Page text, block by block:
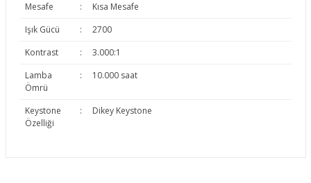
Mesafe
:
Kısa Mesafe
Işık Gücü
:
2700
Kontrast
:
3.000:1
Lamba
Ömrü
: 10.000 saat
Keystone
Özelliği
: Dikey Keystone